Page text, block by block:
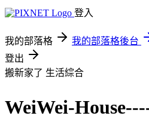
登入
我的部落格 我的部落格後台
登出
搬新家了 生活綜合
WeiWei-